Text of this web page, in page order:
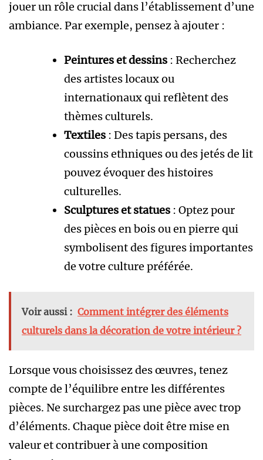
jouer un rôle crucial dans l’établissement d’une
ambiance. Par exemple, pensez à ajouter :
Peintures et dessins : Recherchez
des artistes locaux ou
internationaux qui reflètent des
thèmes culturels.
Textiles : Des tapis persans, des
coussins ethniques ou des jetés de lit
pouvez évoquer des histoires
culturelles.
Sculptures et statues : Optez pour
des pièces en bois ou en pierre qui
symbolisent des figures importantes
de votre culture préférée.
Voir aussi : Comment intégrer des éléments
culturels dans la décoration de votre intérieur ?
Lorsque vous choisissez des œuvres, tenez
compte de l’équilibre entre les différentes
pièces. Ne surchargez pas une pièce avec trop
d’éléments. Chaque pièce doit être mise en
valeur et contribuer à une composition